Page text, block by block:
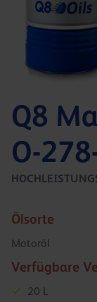
Q8
O-
Ölsorte
Motoröl
Verfügbare
20 L